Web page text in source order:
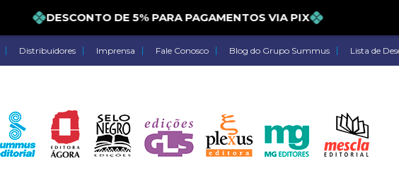
DESCONTO DE 5% PARA PAGAMENTOS VIA PIX
Distribuidores Imprensa Fale Conosco Blog do Grupo Summus Lista de